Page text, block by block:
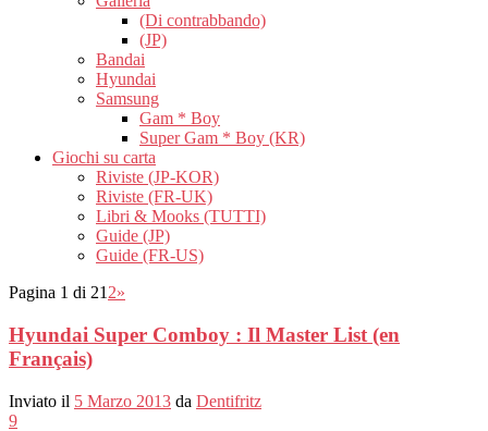
(Di contrabbando)
(JP)
Bandai
Hyundai
Samsung
Gam * Boy
Super Gam * Boy (KR)
Giochi su carta
Riviste (JP-KOR)
Riviste (FR-UK)
Libri & Mooks (TUTTI)
Guide (JP)
Guide (FR-US)
Pagina 1 di 21 2»
Hyundai Super Comboy : Il Master List (en
Français)
Inviato il 5 Marzo 2013 da Dentifritz
9